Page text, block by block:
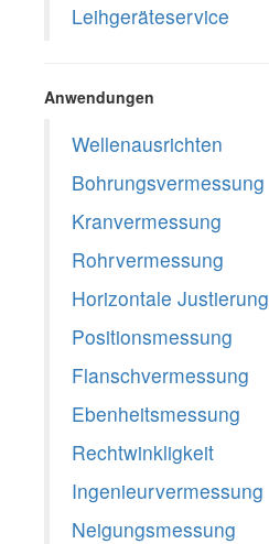
Leihgeräteservice
Anwendungen
Wellenausrichten
Bohrungsvermessung
Kranvermessung
Rohrvermessung
Horizontale Justierung
Positionsmessung
Flanschvermessung
Ebenheitsmessung
Rechtwinkligkeit
Ingenieurvermessung
Neigungsmessung